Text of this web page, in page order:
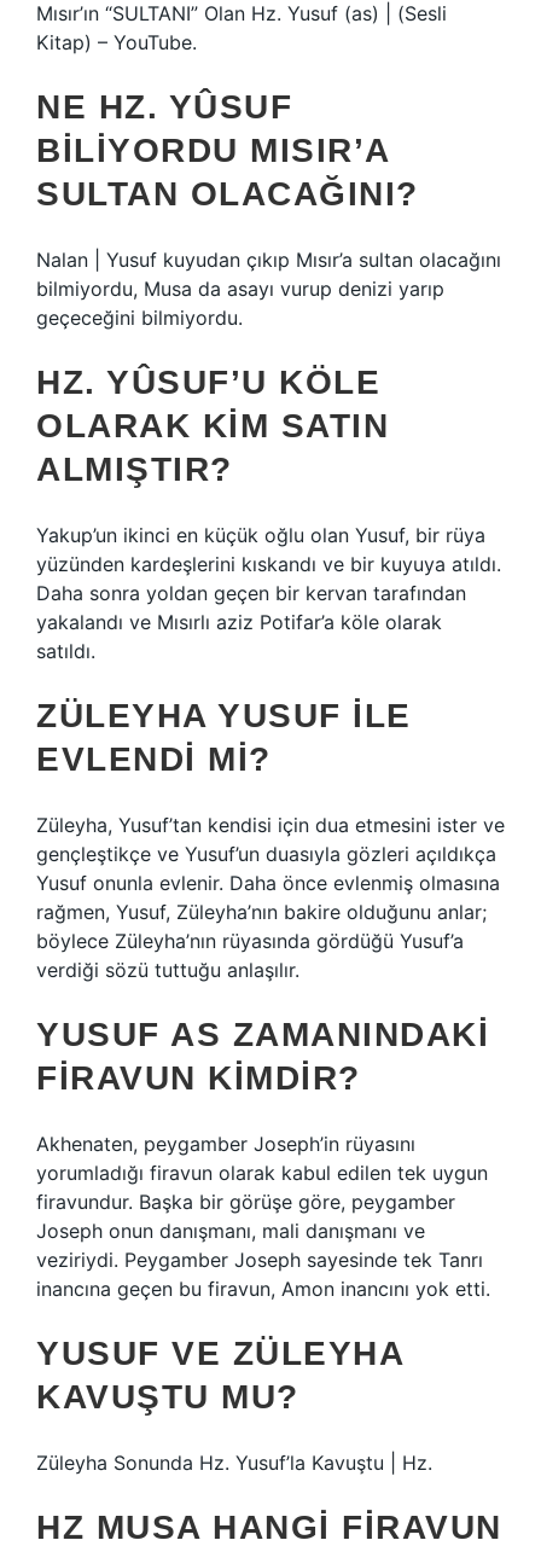
Mısır’ın “SULTANI” Olan Hz. Yusuf (as) | (Sesli
Kitap) – YouTube.
NE HZ. YÛSUF
BILIYORDU MISIR’A
SULTAN OLACAĞINI?
Nalan | Yusuf kuyudan çıkıp Mısır’a sultan olacağını
bilmiyordu, Musa da asayı vurup denizi yarıp
geçeceğini bilmiyordu.
HZ. YÛSUF’U KÖLE
OLARAK KIM SATIN
ALMIŞTIR?
Yakup’un ikinci en küçük oğlu olan Yusuf, bir rüya
yüzünden kardeşlerini kıskandı ve bir kuyuya atıldı.
Daha sonra yoldan geçen bir kervan tarafından
yakalandı ve Mısırlı aziz Potifar’a köle olarak
satıldı.
ZÜLEYHA YUSUF ILE
EVLENDI MI?
Züleyha, Yusuf’tan kendisi için dua etmesini ister ve
gençleştikçe ve Yusuf’un duasıyla gözleri açıldıkça
Yusuf onunla evlenir. Daha önce evlenmiş olmasına
rağmen, Yusuf, Züleyha’nın bakire olduğunu anlar;
böylece Züleyha’nın rüyasında gördüğü Yusuf’a
verdiği sözü tuttuğu anlaşılır.
YUSUF AS ZAMANINDAKI
FIRAVUN KIMDIR?
Akhenaten, peygamber Joseph’in rüyasını
yorumladığı firavun olarak kabul edilen tek uygun
firavundur. Başka bir görüşe göre, peygamber
Joseph onun danışmanı, mali danışmanı ve
veziriydi. Peygamber Joseph sayesinde tek Tanrı
inancına geçen bu firavun, Amon inancını yok etti.
YUSUF VE ZÜLEYHA
KAVUŞTU MU?
Züleyha Sonunda Hz. Yusuf’la Kavuştu | Hz.
HZ MUSA HANGI FIRAVUN